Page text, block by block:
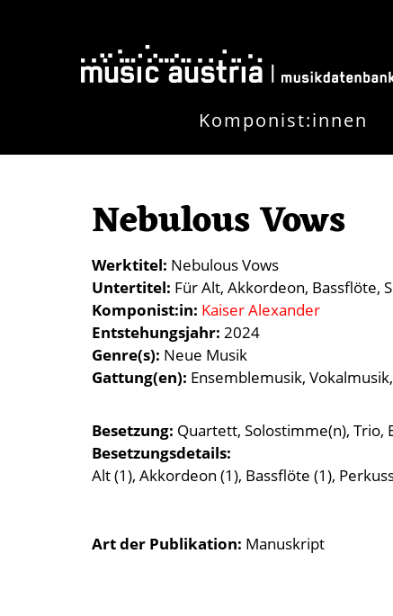
Komponist:innen
Nebulous Vows
Werktitel Nebulous Vows
Untertitel Für Alt, Akkordeon, Bassflöte,
Komponist:in Kaiser Alexander
Entstehungsjahr 2024
Genre(s) Neue Musik
Gattung(en) Ensemblemusik Vokalmusik
Besetzung Quartett Solostimme(n) Trio
Besetzungsdetails
Alt (1), Akkordeon (1), Bassflöte (1),
Art der Publikation Manuskript